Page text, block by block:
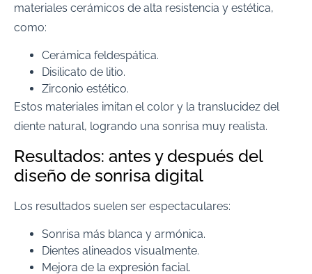
materiales cerámicos de alta resistencia y estética,
como:
Cerámica feldespática.
Disilicato de litio.
Zirconio estético.
Estos materiales imitan el color y la translucidez del
diente natural, logrando una sonrisa muy realista.
Resultados: antes y después del
diseño de sonrisa digital
Los resultados suelen ser espectaculares:
Sonrisa más blanca y armónica.
Dientes alineados visualmente.
Mejora de la expresión facial.